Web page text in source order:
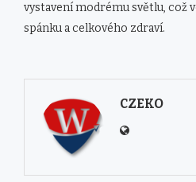
vystavení modrému světlu, což
spánku a celkového zdraví.
CZEKO